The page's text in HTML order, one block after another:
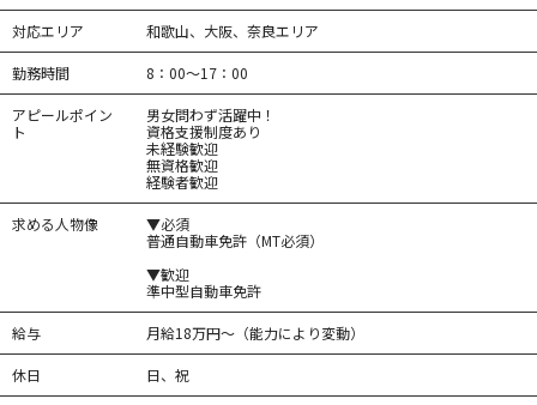
対応エリア 和歌山、大阪、奈良エリア
勤務時間 8：00～17：00
アピールポイン
ト
男女問わず活躍中！
資格支援制度あり
未経験歓迎
無資格歓迎
経験者歓迎
求める人物像
▼必須
普通自動車免許（MT必須）
▼歓迎
準中型自動車免許
給与 月給18万円～（能力により変動）
休日 日、祝